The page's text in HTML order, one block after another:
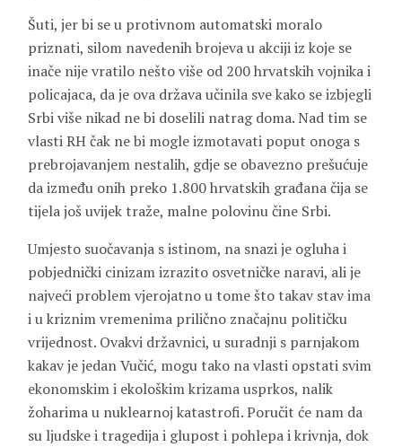
Šuti, jer bi se u protivnom automatski moralo
priznati, silom navedenih brojeva u akciji iz koje se
inače nije vratilo nešto više od 200 hrvatskih vojnika i
policajaca, da je ova država učinila sve kako se izbjegli
Srbi više nikad ne bi doselili natrag doma. Nad tim se
vlasti RH čak ne bi mogle izmotavati poput onoga s
prebrojavanjem nestalih, gdje se obavezno prešućuje
da između onih preko 1.800 hrvatskih građana čija se
tijela još uvijek traže, malne polovinu čine Srbi.
Umjesto suočavanja s istinom, na snazi je ogluha i
pobjednički cinizam izrazito osvetničke naravi, ali je
najveći problem vjerojatno u tome što takav stav ima
i u kriznim vremenima prilično značajnu političku
vrijednost. Ovakvi državnici, u suradnji s parnjakom
kakav je jedan Vučić, mogu tako na vlasti opstati svim
ekonomskim i ekološkim krizama usprkos, nalik
žoharima u nuklearnoj katastrofi. Poručit će nam da
su ljudske i tragedija i glupost i pohlepa i krivnja, dok